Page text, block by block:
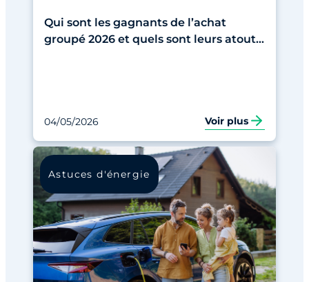
Qui sont les gagnants de l’achat
groupé 2026 et quels sont leurs atouts
04/05/2026 Voir plus
Astuces d'énergie